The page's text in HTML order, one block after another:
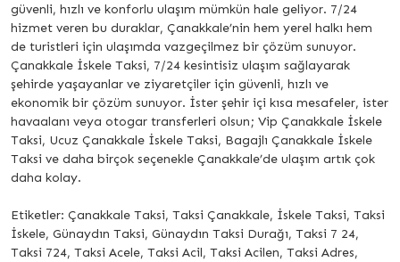
güvenli, hızlı ve konforlu ulaşım mümkün hale geliyor. 7/24
hizmet veren bu duraklar, Çanakkale’nin hem yerel halkı hem
de turistleri için ulaşımda vazgeçilmez bir çözüm sunuyor.
Çanakkale İskele Taksi, 7/24 kesintisiz ulaşım sağlayarak
şehirde yaşayanlar ve ziyaretçiler için güvenli, hızlı ve
ekonomik bir çözüm sunuyor. İster şehir içi kısa mesafeler, ister
havaalanı veya otogar transferleri olsun; Vip Çanakkale İskele
Taksi, Ucuz Çanakkale İskele Taksi, Bagajlı Çanakkale İskele
Taksi ve daha birçok seçenekle Çanakkale’de ulaşım artık çok
daha kolay.
Etiketler: Çanakkale Taksi, Taksi Çanakkale, İskele Taksi, Taksi
İskele, Günaydın Taksi, Günaydın Taksi Durağı, Taksi 7 24,
Taksi 724, Taksi Acele, Taksi Acil, Taksi Acilen, Taksi Adres,